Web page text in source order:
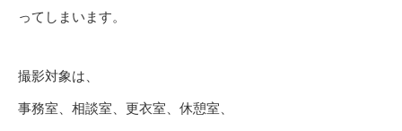
ってしまいます。
撮影対象は、
事務室、相談室、更衣室、休憩室、